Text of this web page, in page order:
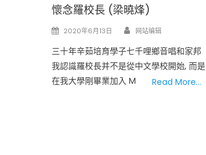
懷念羅校長 (梁曉烽)
Posted
2020年6月13日 Author
网站编辑
三十年辛茹培育學子七千哩鄉音唱和家邦
我認識羅校長并不是從中文學校開始, 而是
在我大學剛畢業加入 M
Read More…